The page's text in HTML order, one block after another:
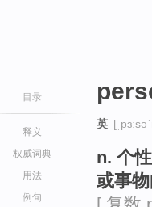
目录
释义
权威词典
用法
例句
英
n. 个
或事